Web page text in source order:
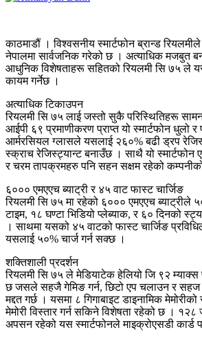
काठमाडौं । विश्वसनीय स्मार्टफोन ब्रान्ड
नेपालमा सार्वजनिक गरेको छ । अत्याधिक मजबुत
आधुनिक विशेषताहरू सहितको रियलमी सि ७५ ले
कायम गर्नेछ ।
अत्याधिक टिकाउपन
रियलमी सि ७५ लाई जस्तो सुकै परिस्थितिहरू सामना
आईपी ६९ प्रमाणीकरण प्राप्त यो स्मार्टफोन धुलो र
आर्मरसियल ग्लासले यसलाई २६०% बढी ड्रप
स्क्राच रेजिस्ट्यान्ट बनाउँछ । साथै यो स्मार्टफोन
र चरम तापक्रमहरु पनि सहन सक्षम रहेको
६००० एमएएच ब्याट्री र ४५ वाट फास्ट चार्जिङ
रियलमी सि ७५ मा रहेको ६००० एमएएच ब्याट्रीले
टाइम, १८ घण्टा भिडियो प्लेब्याक, र ६० दिनको
। साथमा यसको ४५ वाटको फास्ट चार्जिङ
यसलाई ५०% चार्ज गर्न सक्छ ।
शक्तिशाली प्रदर्शन
रियलमी सि ७५ ले मेडियाटेक हेलियो जि ९२ म्याक्स
छ जसले सहजै गेमिङ गर्न, छिटो एप चलाउन र सहज
मद्दत गर्छ । यसमा ८ गिगाबाइट डाइनामिक
मेमोरी विस्तार गर्न सकिने विशेषता रहेको छ । १२८
अपसन रहेको यस स्मार्टफोनले माइक्रोएसडी कार्ड